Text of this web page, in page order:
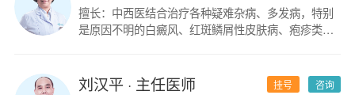
擅长：中西医结合治疗各种疑难杂病、多发病，特别
是原因不明的白癜风、红斑鳞屑性皮肤病、疱疹类皮
咨询
挂号
刘汉平· 主任医师